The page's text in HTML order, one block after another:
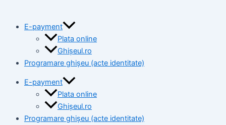
E-payment
Plata online
Ghișeul.ro
Programare ghișeu (acte identitate)
E-payment
Plata online
Ghișeul.ro
Programare ghișeu (acte identitate)